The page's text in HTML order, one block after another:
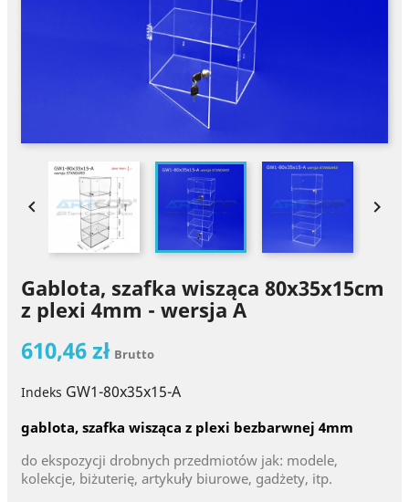
 
Gablota, szafka wisząca 80x35x15cm
z plexi 4mm - wersja A
610,46 zł Brutto
Indeks GW1-80x35x15-A
gablota, szafka wisząca z plexi bezbarwnej 4mm
do ekspozycji drobnych przedmiotów jak: modele,
kolekcje, biżuterię, artykuły biurowe, gadżety, itp.